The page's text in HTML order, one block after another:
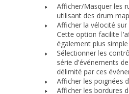
Afficher/Masquer les
utilisant des drum
Afficher la vélocité
Cette option facilite
également plus
Sélectionner les
série d'événements
délimité par ces
Afficher les poignées
Afficher les bordures